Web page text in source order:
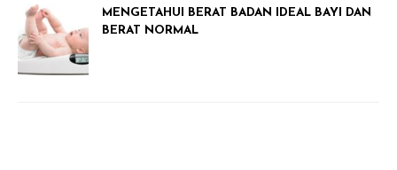
MENGETAHUI BERAT BADAN IDEAL BAYI DAN
BERAT NORMAL